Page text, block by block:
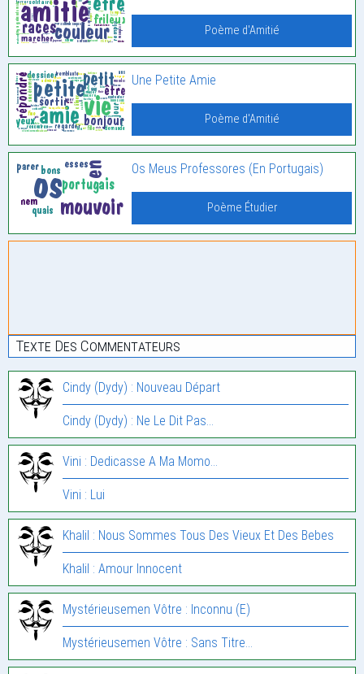
Poème d'Amitié
Une Petite Amie
Poème d'Amitié
Os Meus Professores (En Portugais)
Poème Étudier
Texte Des Commentateurs
Cindy (Dydy) : Nouveau Départ
Cindy (Dydy) : Ne Le Dit Pas…
Vini : Dedicasse A Ma Momo…
Vini : Lui
Khalil : Nous Sommes Tous Des Vieux Et Des Bebes
Khalil : Amour Innocent
Mystérieusemen Vôtre : Inconnu (E)
Mystérieusemen Vôtre : Sans Titre…